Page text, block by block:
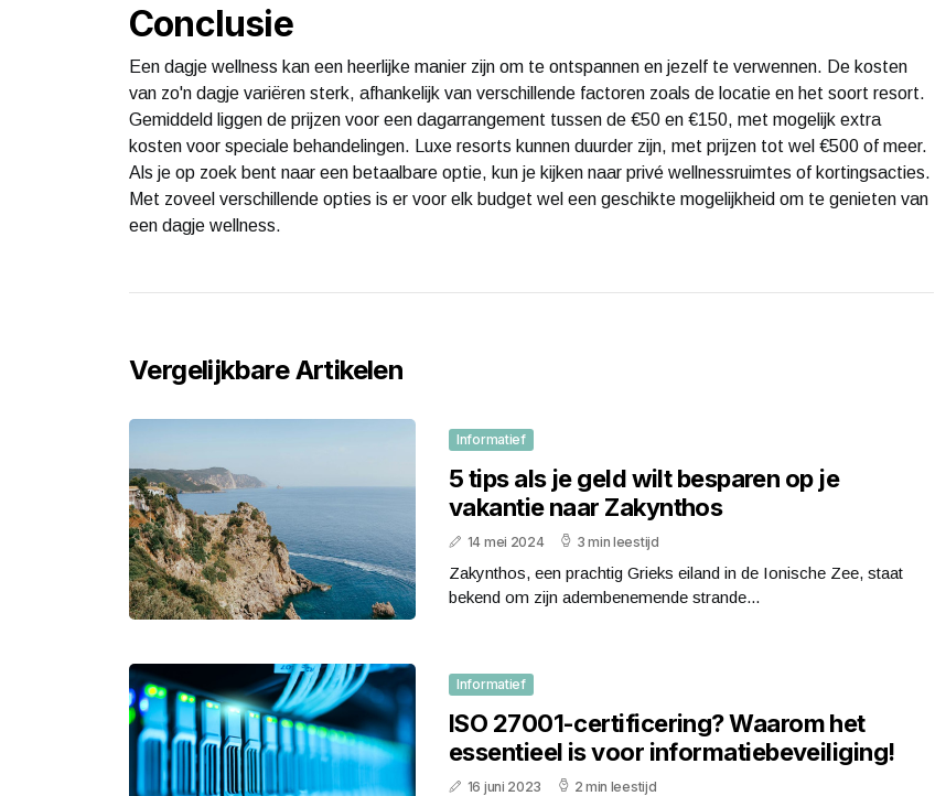
Conclusie
Een dagje wellness kan een heerlijke manier zijn om te ontspannen en jezelf te verwennen. De kosten
van zo'n dagje variëren sterk, afhankelijk van verschillende factoren zoals de locatie en het soort resort.
Gemiddeld liggen de prijzen voor een dagarrangement tussen de €50 en €150, met mogelijk extra
kosten voor speciale behandelingen. Luxe resorts kunnen duurder zijn, met prijzen tot wel €500 of meer.
Als je op zoek bent naar een betaalbare optie, kun je kijken naar privé wellnessruimtes of kortingsacties.
Met zoveel verschillende opties is er voor elk budget wel een geschikte mogelijkheid om te genieten van
een dagje wellness.
Vergelijkbare Artikelen
Informatief
5 tips als je geld wilt besparen op je
vakantie naar Zakynthos
14 mei 2024 3 min leestijd
Zakynthos, een prachtig Grieks eiland in de Ionische Zee, staat
bekend om zijn adembenemende strande...
Informatief
ISO 27001-certificering? Waarom het
essentieel is voor informatiebeveiliging!
16 juni 2023 2 min leestijd